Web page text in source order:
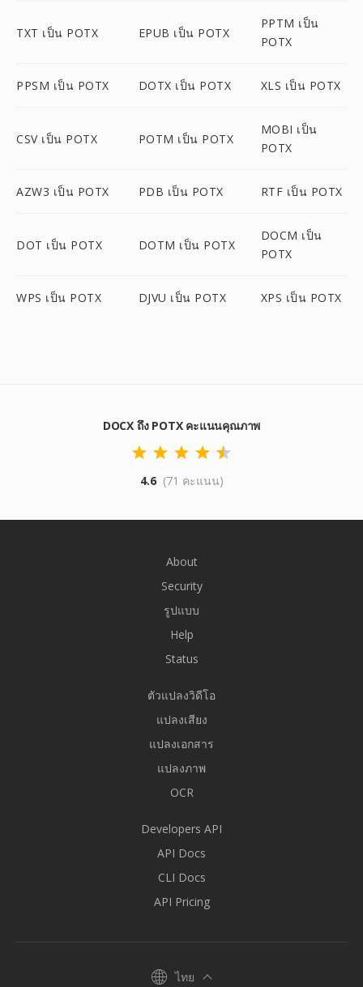
TXT เป็น POTX EPUB เป็น POTX
PPTM เป็น
POTX
PPSM เป็น POTX DOTX เป็น POTX XLS เป็น POTX
CSV เป็น POTX POTM เป็น POTX
MOBI เป็น
POTX
AZW3 เป็น POTX PDB เป็น POTX RTF เป็น POTX
DOT เป็น POTX DOTM เป็น POTX
DOCM เป็น
POTX
WPS เป็น POTX DJVU เป็น POTX XPS เป็น POTX
DOCX ถึง POTX คะแนนคุณภาพ
4.6 (71 คะแนน)
About
Security
รูปแบบ
Help
Status
ตัวแปลงวิดีโอ
แปลงเสียง
แปลงเอกสาร
แปลงภาพ
OCR
Developers API
API Docs
CLI Docs
API Pricing
ไทย